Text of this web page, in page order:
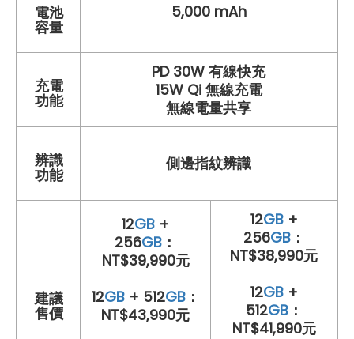
電池
容量
5,000 mAh
充電
功能
PD 30W 有線快充
15W Qi 無線充電
無線電量共享
辨識
功能
側邊指紋辨識
建議
售價
12GB +
256GB ：
NT$39,990元
12GB+ 512GB：
NT$43,990元
12GB+
256GB：
NT$38,990元
12GB+
512GB：
NT$41,990元